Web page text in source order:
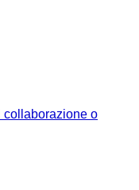
collaborazione o